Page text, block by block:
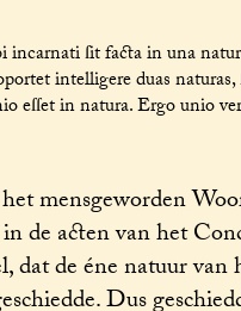
ſit facta in una
intelligere duas
eſſet in natura. Ergo unio
mensgeworden
de acten van het
de éne natuur
Dus